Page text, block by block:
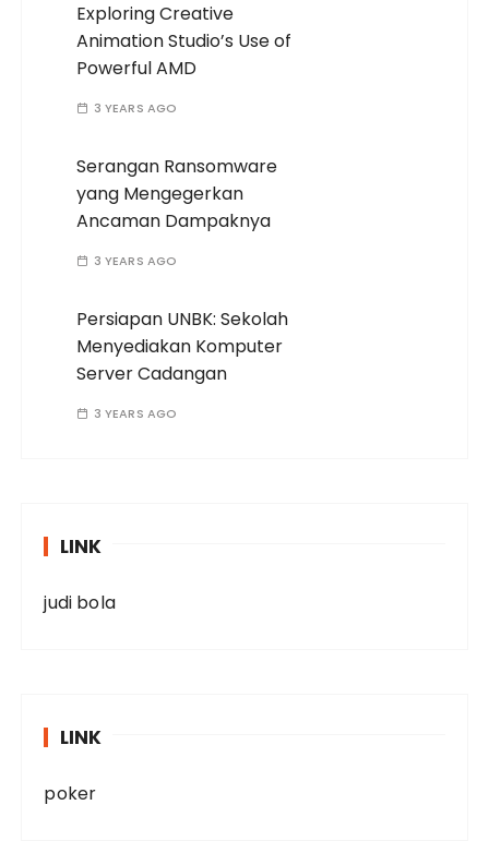
Exploring Creative
Animation Studio’s Use of
Powerful AMD
3 YEARS AGO
Serangan Ransomware
yang Mengegerkan
Ancaman Dampaknya
3 YEARS AGO
Persiapan UNBK: Sekolah
Menyediakan Komputer
Server Cadangan
3 YEARS AGO
LINK
judi bola
LINK
poker